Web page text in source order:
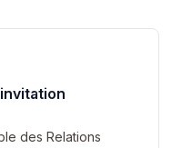
des Relations